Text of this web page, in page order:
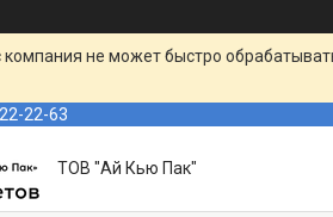
компания не может быстро
22-63
ТОВ "Ай Кью Пак"